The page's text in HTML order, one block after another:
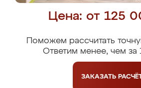
Цена: от 125
Поможем рассчитать
Ответим менее, чем за
ЗАКАЗАТЬ